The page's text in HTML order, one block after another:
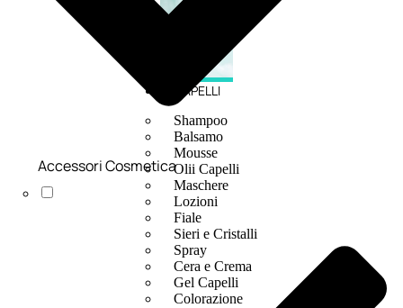
CAPELLI
Shampoo
Balsamo
Mousse
Olii Capelli
Maschere
Lozioni
Fiale
Sieri e Cristalli
Spray
Cera e Crema
Gel Capelli
Colorazione
Accessori Cosmetica